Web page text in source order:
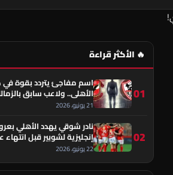
🔥 الأكثر قراءة
01
اسم مفاجئ يتردد بقوة
الأهلي.. ولاعب سابق
قلب الحكاية!
21 يونيو، 2026
02
نادر شوقي يهدد الأهلي
إنجليزية لشوبير قبل
22 يونيو، 2026